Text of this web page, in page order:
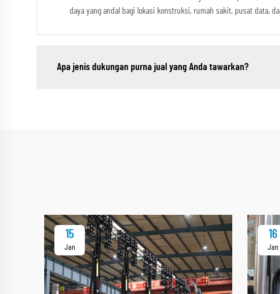
daya yang andal bagi lokasi konstruksi, rumah sakit, pusat data,
Apa jenis dukungan purna jual yang Anda tawarkan?
15
Jan
16
Jan